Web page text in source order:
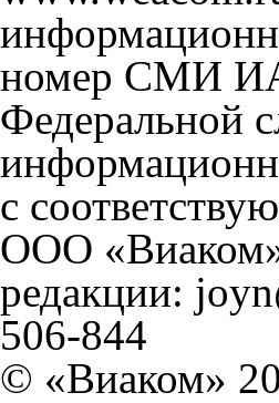
номер СМИ
Федеральной
с
ООО
редакции:
506-844
© «Виаком»